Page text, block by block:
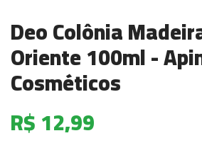
Deo Colônia
Oriente 100ml -
Cosméticos
R$ 12,99